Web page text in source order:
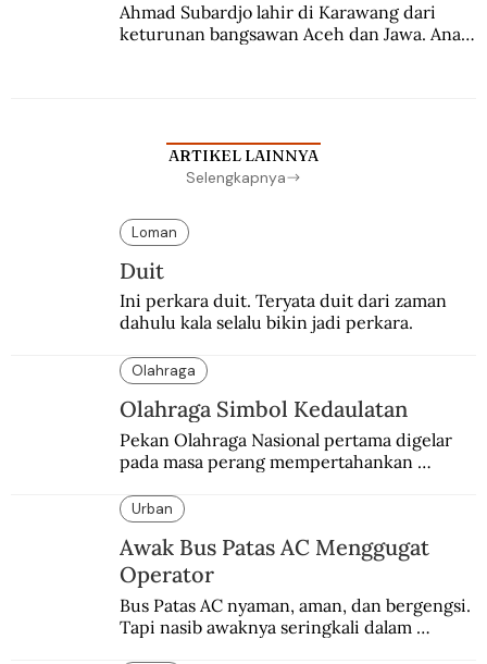
Ahmad Subardjo lahir di Karawang dari
keturunan bangsawan Aceh dan Jawa. Anak
ARTIKEL LAINNYA
Selengkapnya
Loman
Duit
Ini perkara duit. Teryata duit dari zaman
dahulu kala selalu bikin jadi perkara.
Olahraga
Olahraga Simbol Kedaulatan
Pekan Olahraga Nasional pertama digelar
pada masa perang mempertahankan
Urban
Awak Bus Patas AC Menggugat
Operator
Bus Patas AC nyaman, aman, dan bergengsi.
Tapi nasib awaknya seringkali dalam